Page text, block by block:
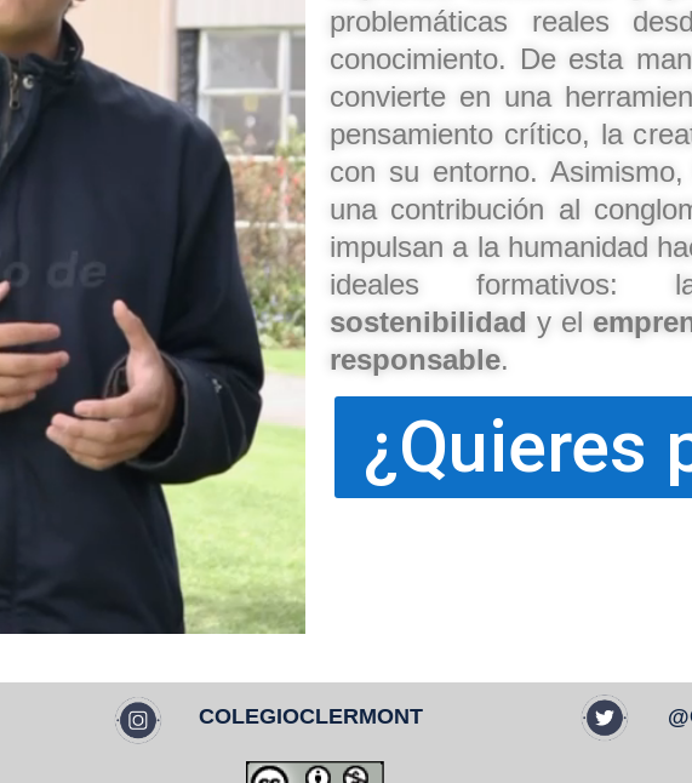
problemáticas reales
conocimiento. De esta
convierte en una
pensamiento crítico, la
con su entorno. Asimismo,
una contribución al
impulsan a la humanidad
ideales
sostenibilidad y el
responsable.
¿Quieres
COLEGIOCLERMONT